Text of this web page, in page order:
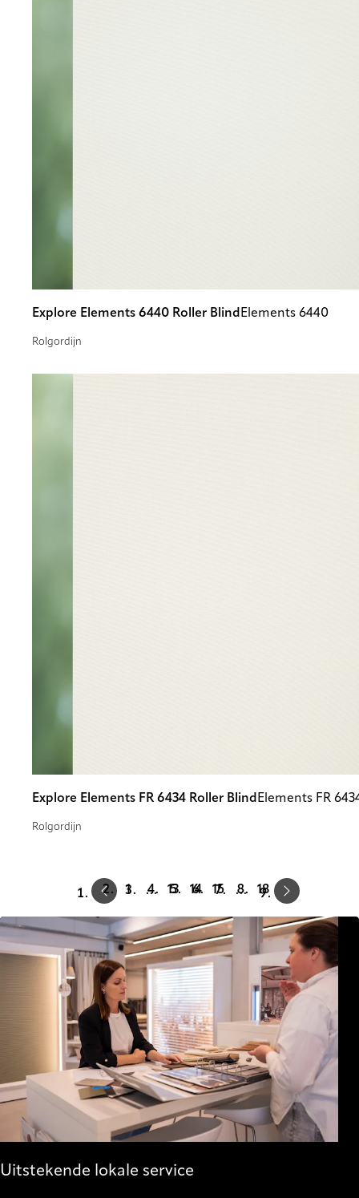
Explore Elements 6440 Roller Blind Elements 6440
Rolgordijn
Explore Elements FR 6434 Roller BlindElements FR
Rolgordijn
Prev 1 … 13 14 15 … 18 Next
Uitstekende lokale service